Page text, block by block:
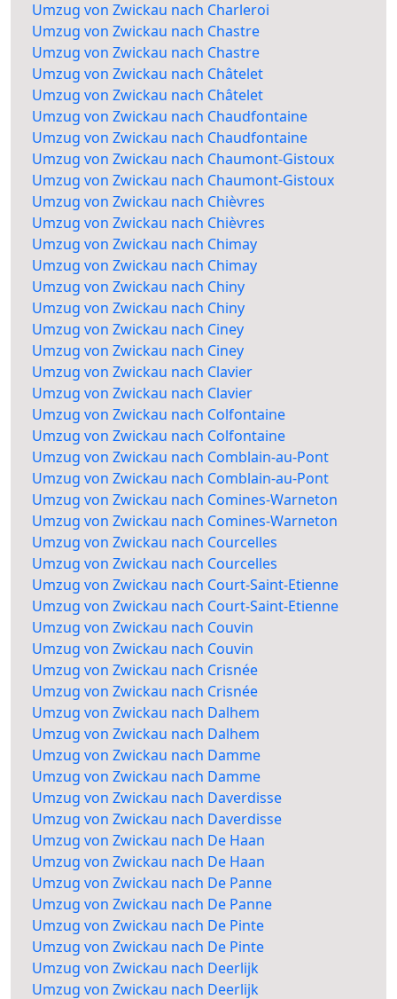
Umzug von Zwickau nach Charleroi
Umzug von Zwickau nach Chastre
Umzug von Zwickau nach Chastre
Umzug von Zwickau nach Châtelet
Umzug von Zwickau nach Châtelet
Umzug von Zwickau nach Chaudfontaine
Umzug von Zwickau nach Chaudfontaine
Umzug von Zwickau nach Chaumont-Gistoux
Umzug von Zwickau nach Chaumont-Gistoux
Umzug von Zwickau nach Chièvres
Umzug von Zwickau nach Chièvres
Umzug von Zwickau nach Chimay
Umzug von Zwickau nach Chimay
Umzug von Zwickau nach Chiny
Umzug von Zwickau nach Chiny
Umzug von Zwickau nach Ciney
Umzug von Zwickau nach Ciney
Umzug von Zwickau nach Clavier
Umzug von Zwickau nach Clavier
Umzug von Zwickau nach Colfontaine
Umzug von Zwickau nach Colfontaine
Umzug von Zwickau nach Comblain-au-Pont
Umzug von Zwickau nach Comblain-au-Pont
Umzug von Zwickau nach Comines-Warneton
Umzug von Zwickau nach Comines-Warneton
Umzug von Zwickau nach Courcelles
Umzug von Zwickau nach Courcelles
Umzug von Zwickau nach Court-Saint-Etienne
Umzug von Zwickau nach Court-Saint-Etienne
Umzug von Zwickau nach Couvin
Umzug von Zwickau nach Couvin
Umzug von Zwickau nach Crisnée
Umzug von Zwickau nach Crisnée
Umzug von Zwickau nach Dalhem
Umzug von Zwickau nach Dalhem
Umzug von Zwickau nach Damme
Umzug von Zwickau nach Damme
Umzug von Zwickau nach Daverdisse
Umzug von Zwickau nach Daverdisse
Umzug von Zwickau nach De Haan
Umzug von Zwickau nach De Haan
Umzug von Zwickau nach De Panne
Umzug von Zwickau nach De Panne
Umzug von Zwickau nach De Pinte
Umzug von Zwickau nach De Pinte
Umzug von Zwickau nach Deerlijk
Umzug von Zwickau nach Deerlijk